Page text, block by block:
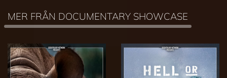
MER FRÅN DOCUMENTARY SHOWCASE